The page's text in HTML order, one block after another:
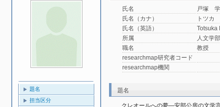
題名
担当区分
氏名
戸塚 学
氏名（カナ）
トツカ
氏名（英語）
Totsuka
所属
人文学
職名
教授
researchmap研究者コード
researchmap機関
題名
クレオールへの夢―安部公房の文学